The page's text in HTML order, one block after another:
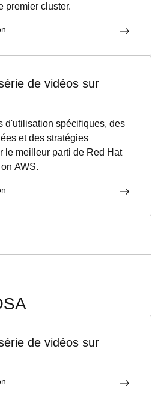
premier cluster.
de vidéos sur
d'utilisation spécifiques, des
et des stratégies
le meilleur parti de Red Hat
AWS.
de vidéos sur